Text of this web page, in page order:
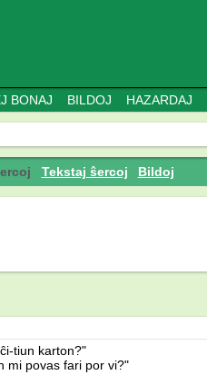
BONAJ BILDOJ HAZARDAJ
Tekstaj ŝercoj Bildoj
tiun karton?"
mi povas fari por vi?"